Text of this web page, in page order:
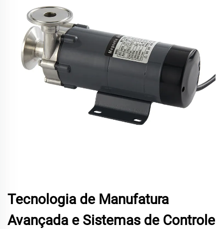
Tecnologia de Manufatura
Avançada e Sistemas de Controle